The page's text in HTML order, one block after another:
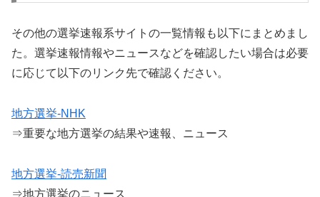
その他の選挙速報系サイトの一覧情報も以下にまとめまし
た。選挙速報情報やニュースなどを確認したい場合は必要
に応じて以下のリンク先で確認ください。
地方選挙-NHK
⇒重要な地方選挙の結果や速報、ニュース
地方選挙-読売新聞
⇒地方選挙のニュース